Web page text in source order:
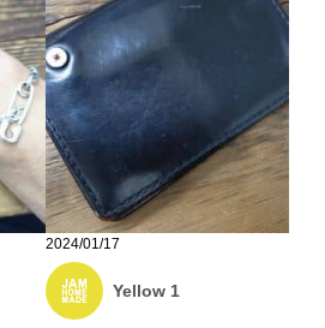
2024/01/17
Yellow 1